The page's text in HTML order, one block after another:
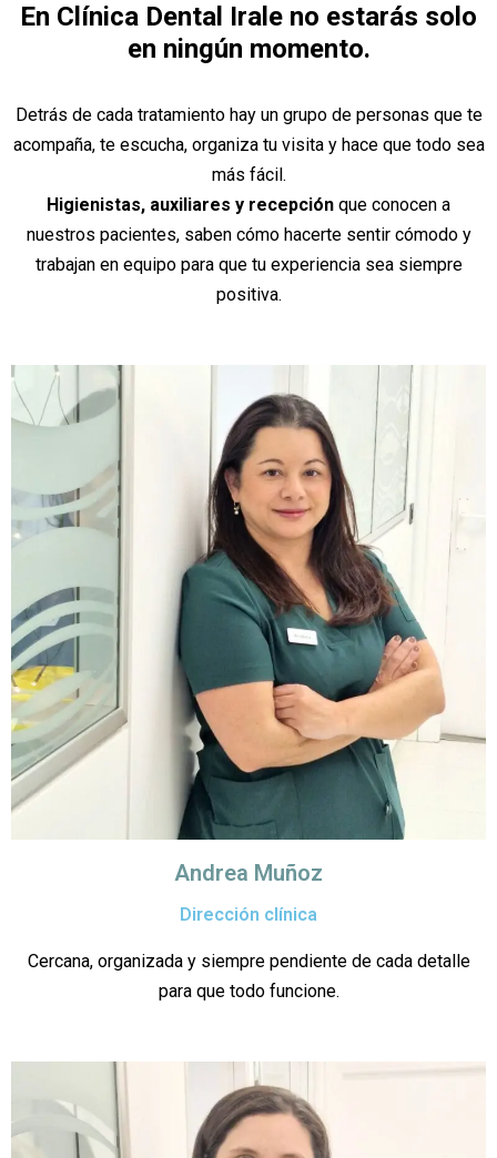
En Clínica Dental Irale no estarás solo
en ningún momento.
Detrás de cada tratamiento hay un grupo de personas que te
acompaña, te escucha, organiza tu visita y hace que todo sea
más fácil.
Higienistas, auxiliares y recepción que conocen a
nuestros pacientes, saben cómo hacerte sentir cómodo y
trabajan en equipo para que tu experiencia sea siempre
positiva.
Andrea Muñoz
Dirección clínica
Cercana, organizada y siempre pendiente de cada detalle
para que todo funcione.